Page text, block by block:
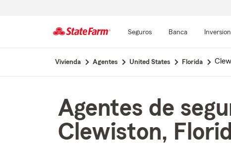
Seguros Banca
Vivienda Agentes United States Florida
Agentes de
Clewiston,